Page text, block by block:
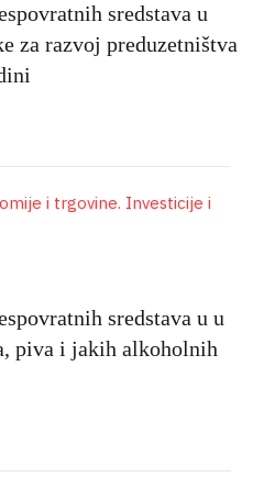
sredstava u
za razvoj preduzetništva
sredstava u u
piva i jakih alkoholnih